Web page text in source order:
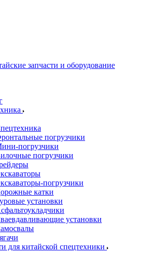
погрузчики
погрузчики
погрузчики
погрузчики
катки
установки
установки
для китайской спецтехники